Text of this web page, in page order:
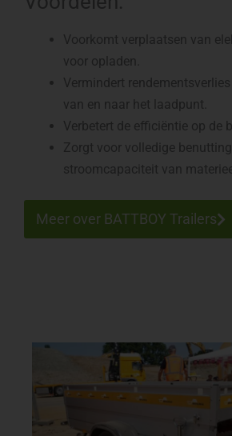
Voorkomt verplaatsen van
voor opladen.
Vermindert
van en naar het laadpunt.
Verbetert de efficiëntie op de
Zorgt voor volledige
stroomcapaciteit van
Meer over BATTBOY Trailers